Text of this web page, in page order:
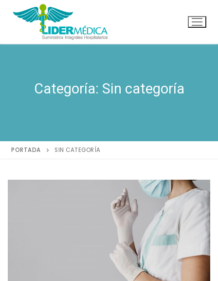
Categoría: Sin categoría
PORTADA SIN CATEGORÍA